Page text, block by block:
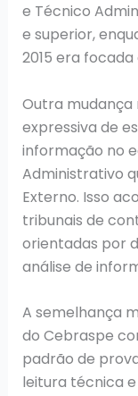
e Técnico
e superior,
2015 era
Outra
expressiva de
informação no
Administrativo
Externo. Isso
tribunais de
orientadas por
análise de
A semelhança
do Cebraspe
padrão de
leitura técnica